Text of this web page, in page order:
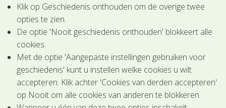
Klik op Geschiedenis onthouden om de overige twee
opties te zien.
De optie 'Nooit geschiedenis onthouden' blokkeert alle
cookies.
Met de optie 'Aangepaste instellingen gebruiken voor
geschiedenis' kunt u instellen welke cookies u wilt
accepteren. Klik achter 'Cookies van derden accepteren'
op Nooit om alle cookies van anderen te blokkeren.